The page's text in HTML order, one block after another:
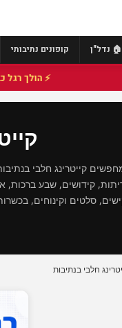
🏠 נדל"ן קופונים נתיבותי
⚡ הולך רגל כבן 40 נהרג מפגיעת רכב בכביש 25 סמוך לצומת הנשיא, מתנדבי זק"א פועלו בזירה
קייטרינג חלבי
קידושים, שבע ברכות,
סלטים וקינוחים,
חלבי בנתיבות